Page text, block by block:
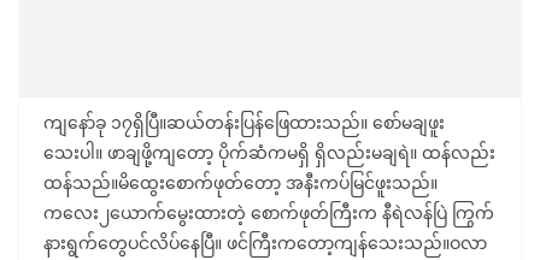
ကျနော်ခု ၁၇ရှိပြီ။ဆယ်တန်းပြန်ဖြေထားသည်။ စော်မချဖူး
သေးပါ။ ဖာချဖို့ကျတော့ ပိုက်ဆံကမရှိ ရှိလည်းမချရဲ။ ထန်လည်း
ထန်သည်။မိထွေးစောက်ဖုတ်တော့ အနီးကပ်မြင်ဖူးသည်။
ကလေး၂ယောက်မွေးထားတဲ့ စောက်ဖုတ်ကြီးက နီရဲလန်ပြဲ ကြွက်
နားရွက်တွေပင်လိပ်နေပြီ။ ဖင်ကြီးကတော့ကျန်သေးသည်။ဝလာ